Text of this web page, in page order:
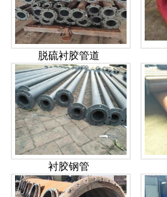
脱硫衬胶管道
衬胶钢管